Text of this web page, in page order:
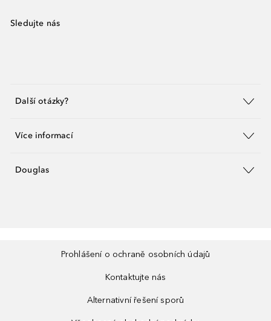
Sledujte nás
Další otázky?
Více informací
Douglas
Prohlášení o ochraně osobních údajů
Kontaktujte nás
Alternativní řešení sporů